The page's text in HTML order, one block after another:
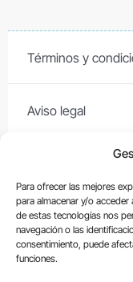
Para ofrecer las mejores
para almacenar y/o
de estas tecnologías nos
navegación o las
consentimiento, puede
funciones.
Términos y
Aviso legal
Política de cookies